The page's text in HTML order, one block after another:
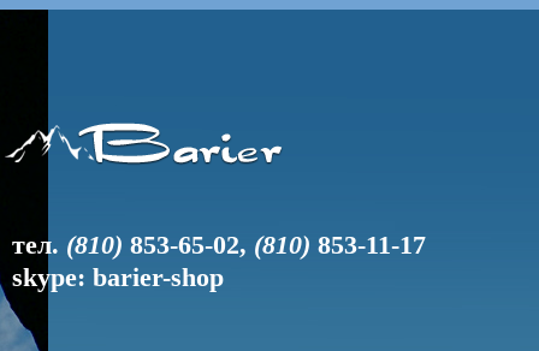
тел. (810) 853-65-02, (810) 853-11-17
skype: barier-shop